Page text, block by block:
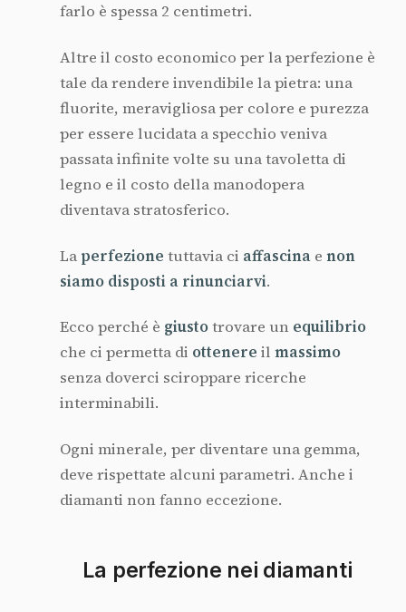
farlo è spessa 2 centimetri.
Altre il costo economico per la perfezione è
tale da rendere invendibile la pietra: una
fluorite, meravigliosa per colore e purezza
per essere lucidata a specchio veniva
passata infinite volte su una tavoletta di
legno e il costo della manodopera
diventava stratosferico.
La perfezione tuttavia ci affascina e non
siamo disposti a rinunciarvi.
Ecco perché è giustotrovare un equilibrio
che ci permetta di ottenere il massimo
senza doverci sciroppare ricerche
interminabili.
Ogni minerale, per diventare una gemma,
deve rispettate alcuni parametri. Anche i
diamanti non fanno eccezione.
La perfezione nei diamanti